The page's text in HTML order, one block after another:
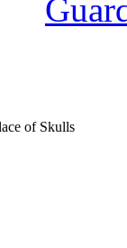
of Skulls